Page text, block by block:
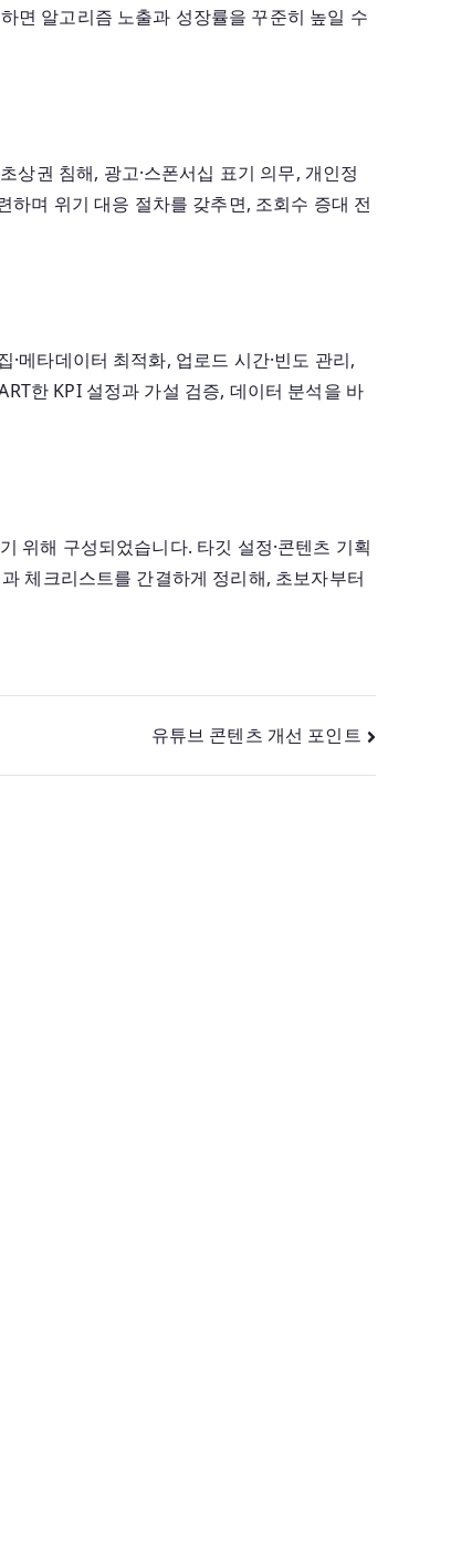
면 알고리즘 노출과 성장률을 꾸준히 높일 수
상권 침해, 광고·스폰서십 표기 의무, 개인정
며 위기 대응 절차를 갖추면, 조회수 증대 전
메타데이터 최적화, 업로드 시간·빈도 관리,
한 KPI 설정과 가설 검증, 데이터 분석을 바
위해 구성되었습니다. 타깃 설정·콘텐츠 기획
체크리스트를 간결하게 정리해, 초보자부터
유튜브 콘텐츠 개선 포인트